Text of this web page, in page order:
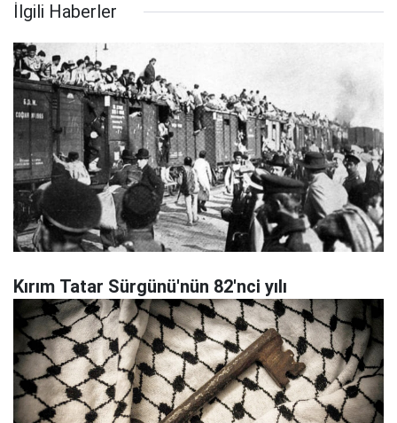
İlgili Haberler
Kırım Tatar Sürgünü'nün 82'nci yılı